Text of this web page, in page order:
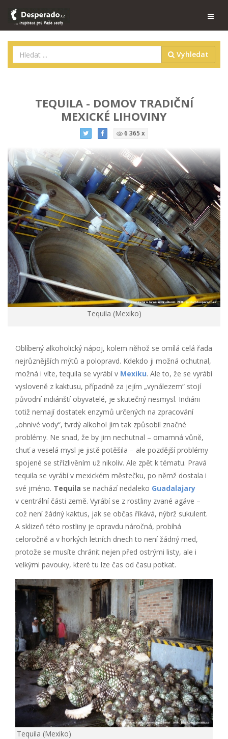
Vyhledat
TEQUILA - DOMOV TRADIČNÍ
MEXICKÉ LIHOVINY
6 365 x
Tequila (Mexiko)
Oblíbený alkoholický nápoj, kolem něhož se omílá celá řada
nejrůznějších mýtů a polopravd. Kdekdo ji možná ochutnal,
možná i víte, tequila se vyrábí v Mexiku. Ale to, že se vyrábí
vysloveně z kaktusu, případně za jejím „vynálezem“ stojí
původní indiánští obyvatelé, je skutečný nesmysl. Indiáni
totiž nemají dostatek enzymů určených na zpracování
„ohnivé vody“, tvrdý alkohol jim tak způsobil značné
problémy. Ne snad, že by jim nechutnal – omamná vůně,
chuť a veselá mysl je jistě potěšila – ale pozdější problémy
spojené se střízlivěním už nikoliv. Ale zpět k tématu. Pravá
tequila se vyrábí v mexickém městečku, po němž dostala i
své jméno. Tequila se nachází nedaleko Guadalajary
v centrální části země. Vyrábí se z rostliny zvané agáve –
což není žádný kaktus, jak se občas říkává, nýbrž sukulent.
A sklizeň této rostliny je opravdu náročná, probíhá
celoročně a v horkých letních dnech to není žádný med,
protože se musíte chránit nejen před ostrými listy, ale i
velkými pavouky, které tu lze čas od času potkat.
Tequila (Mexiko)